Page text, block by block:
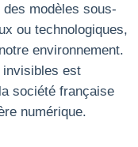
modèles sous-
ou technologiques,
environnement.
invisibles est
société française
numérique.